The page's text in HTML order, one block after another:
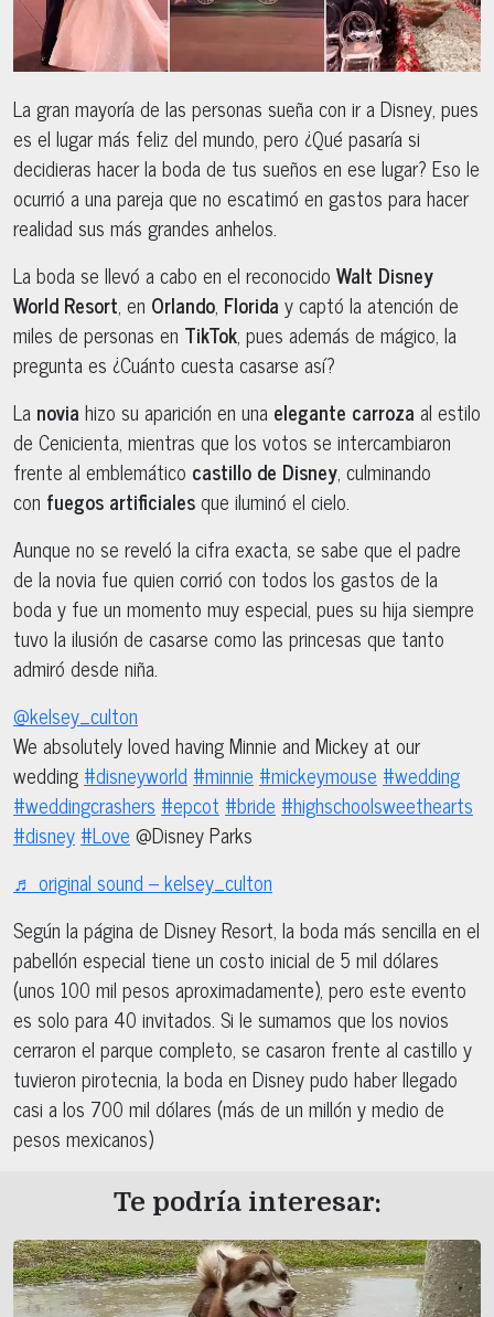
La gran mayoría de las personas sueña con ir a Disney, pues
es el lugar más feliz del mundo, pero ¿Qué pasaría si
decidieras hacer la boda de tus sueños en ese lugar? Eso le
ocurrió a una pareja que no escatimó en gastos para hacer
realidad sus más grandes anhelos.
La boda se llevó a cabo en el reconocido Walt Disney
World Resort, en Orlando, Florida y captó la atención de
miles de personas en TikTok, pues además de mágico, la
pregunta es ¿Cuánto cuesta casarse así?
La novia hizo su aparición en una elegante carroza al estilo
de Cenicienta, mientras que los votos se intercambiaron
frente al emblemático castillo de Disney, culminando
con fuegos artificialesque iluminó el cielo.
Aunque no se reveló la cifra exacta, se sabe que el padre
de la novia fue quien corrió con todos los gastos de la
boda y fue un momento muy especial, pues su hija siempre
tuvo la ilusión de casarse como las princesas que tanto
admiró desde niña.
@kelsey_culton
We absolutely loved having Minnie and Mickey at our
wedding #disneyworld #minnie #mickeymouse #wedding
#weddingcrashers #epcot #bride #highschoolsweethearts
#disney #Love @Disney Parks
♬ original sound – kelsey_culton
Según la página de Disney Resort, la boda más sencilla en el
pabellón especial tiene un costo inicial de 5 mil dólares
(unos 100 mil pesos aproximadamente), pero este evento
es solo para 40 invitados. Si le sumamos que los novios
cerraron el parque completo, se casaron frente al castillo y
tuvieron pirotecnia, la boda en Disney pudo haber llegado
casi a los 700 mil dólares (más de un millón y medio de
pesos mexicanos)
Te podría interesar: